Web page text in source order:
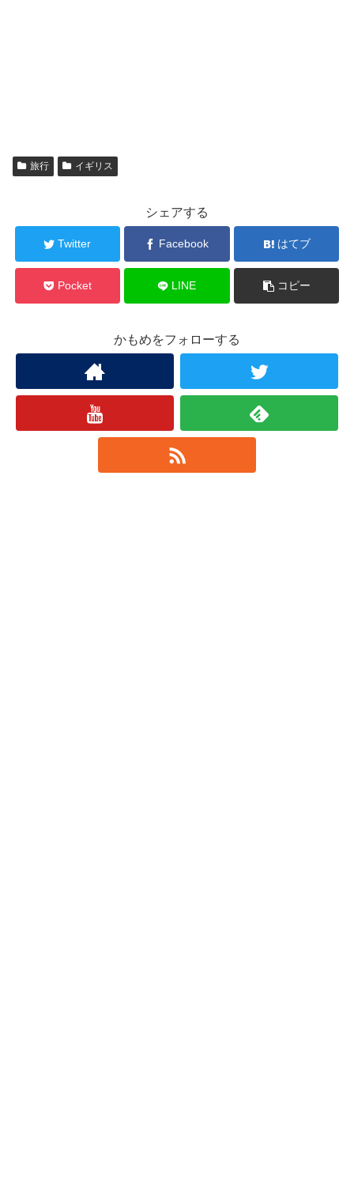
旅行 イギリス
シェアする
Twitter Facebook はてブ
Pocket LINE コピー
かもめをフォローする